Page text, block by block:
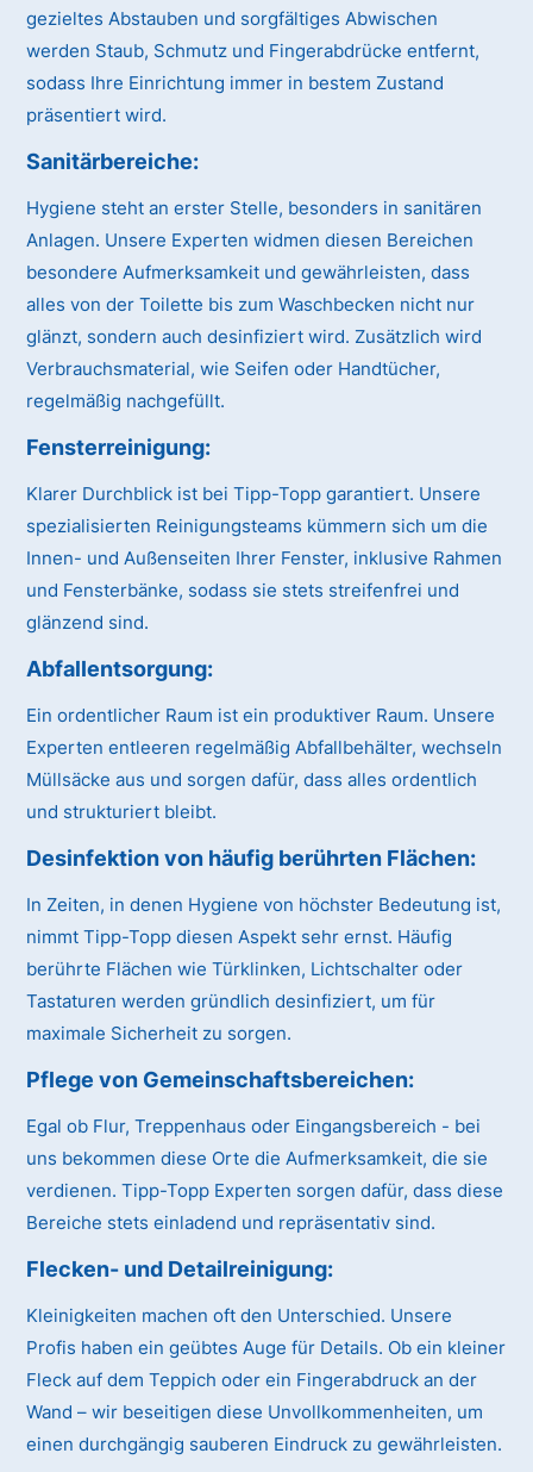
gezieltes Abstauben und sorgfältiges Abwischen
werden Staub, Schmutz und Fingerabdrücke entfernt,
sodass Ihre Einrichtung immer in bestem Zustand
präsentiert wird.
Sanitärbereiche:
Hygiene steht an erster Stelle, besonders in sanitären
Anlagen. Unsere Experten widmen diesen Bereichen
besondere Aufmerksamkeit und gewährleisten, dass
alles von der Toilette bis zum Waschbecken nicht nur
glänzt, sondern auch desinfiziert wird. Zusätzlich wird
Verbrauchsmaterial, wie Seifen oder Handtücher,
regelmäßig nachgefüllt.
Fensterreinigung:
Klarer Durchblick ist bei Tipp-Topp garantiert. Unsere
spezialisierten Reinigungsteams kümmern sich um die
Innen- und Außenseiten Ihrer Fenster, inklusive Rahmen
und Fensterbänke, sodass sie stets streifenfrei und
glänzend sind.
Abfallentsorgung:
Ein ordentlicher Raum ist ein produktiver Raum. Unsere
Experten entleeren regelmäßig Abfallbehälter, wechseln
Müllsäcke aus und sorgen dafür, dass alles ordentlich
und strukturiert bleibt.
Desinfektion von häufig berührten Flächen:
In Zeiten, in denen Hygiene von höchster Bedeutung ist,
nimmt Tipp-Topp diesen Aspekt sehr ernst. Häufig
berührte Flächen wie Türklinken, Lichtschalter oder
Tastaturen werden gründlich desinfiziert, um für
maximale Sicherheit zu sorgen.
Pflege von Gemeinschaftsbereichen:
Egal ob Flur, Treppenhaus oder Eingangsbereich - bei
uns bekommen diese Orte die Aufmerksamkeit, die sie
verdienen. Tipp-Topp Experten sorgen dafür, dass diese
Bereiche stets einladend und repräsentativ sind.
Flecken- und Detailreinigung:
Kleinigkeiten machen oft den Unterschied. Unsere
Profis haben ein geübtes Auge für Details. Ob ein kleiner
Fleck auf dem Teppich oder ein Fingerabdruck an der
Wand – wir beseitigen diese Unvollkommenheiten, um
einen durchgängig sauberen Eindruck zu gewährleisten.